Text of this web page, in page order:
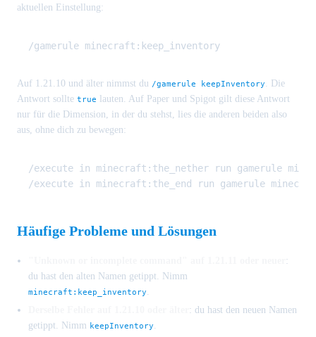
aktuellen Einstellung:
Auf 1.21.10 und älter nimmst du /gamerule keepInventory. Die
Antwort sollte true
lauten. Auf Paper und Spigot gilt diese Antwort
nur für die Dimension, in der du stehst, lies die anderen beiden also
aus, ohne dich zu bewegen:
/execute in minecraft:the_nether run gamerule
Häufige Probleme und Lösungen
:
du hast den alten Namen getippt. Nimm
minecraft:keep_inventory.
: du hast den neuen Namen
getippt. Nimm keepInventory.